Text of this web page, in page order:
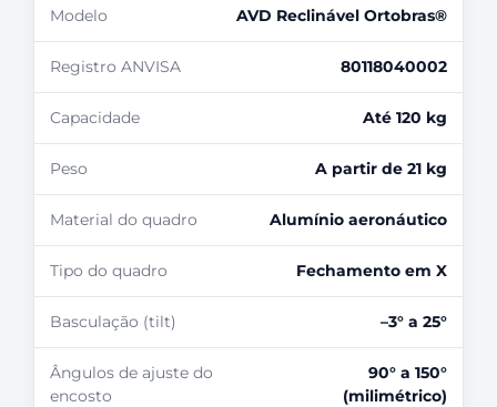
Modelo AVD Reclinável Ortobras®
Registro ANVISA 80118040002
Capacidade Até 120 kg
Peso A partir de 21 kg
Material do quadro Alumínio aeronáutico
Tipo do quadro Fechamento em X
Basculação (tilt) –3° a 25°
Ângulos de ajuste do
encosto
90° a 150°
(milimétrico)